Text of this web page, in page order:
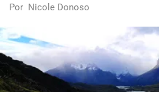
Por Nicole Donoso